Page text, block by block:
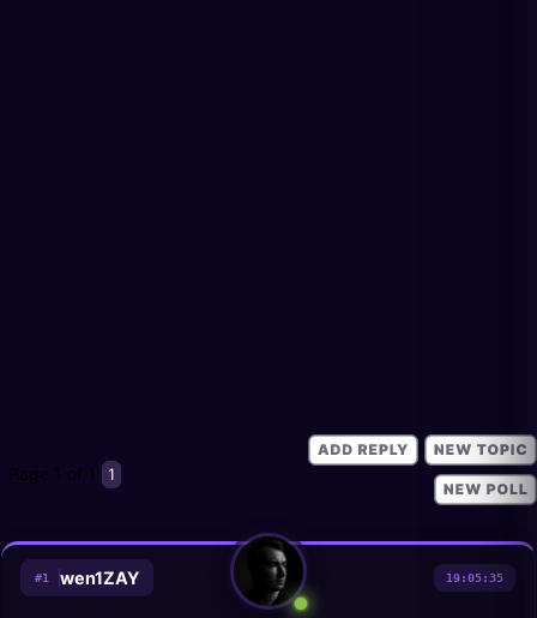
Page 1 of 1 1
#1 wen1ZAY 19:05:35